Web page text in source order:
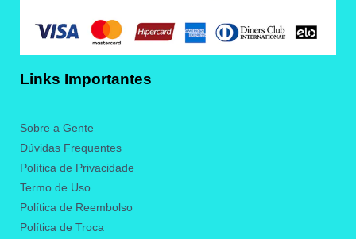
Links Importantes
Sobre a Gente
Dúvidas Frequentes
Política de Privacidade
Termo de Uso
Política de Reembolso
Política de Troca